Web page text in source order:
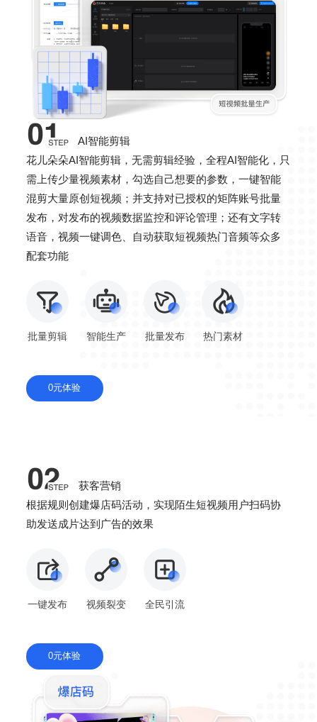
AI智能剪辑
花儿朵朵AI智能剪辑，无需剪辑经验，全程AI智能化，只
需上传少量视频素材，勾选自己想要的参数，一键智能
混剪大量原创短视频；并支持对已授权的矩阵账号批量
发布，对发布的视频数据监控和评论管理；还有文字转
语音，视频一键调色、自动获取短视频热门音频等众多
配套功能
批量剪辑 智能生产 批量发布 热门素材
0元体验
获客营销
根据规则创建爆店码活动，实现陌生短视频用户扫码协
助发送成片达到广告的效果
一键发布 视频裂变 全民引流
0元体验